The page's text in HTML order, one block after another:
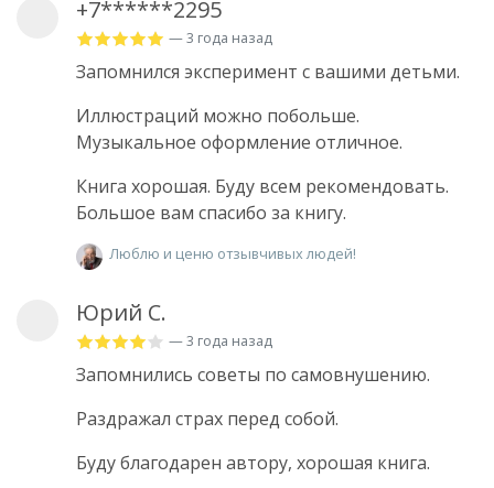
+7******2295
— 3 года назад
Запомнился эксперимент с вашими детьми.
Иллюстраций можно побольше.
Музыкальное оформление отличное.
Книга хорошая. Буду всем рекомендовать.
Большое вам спасибо за книгу.
Люблю и ценю отзывчивых людей!
Юрий С.
— 3 года назад
Запомнились советы по самовнушению.
Раздражал страх перед собой.
Буду благодарен автору, хорошая книга.